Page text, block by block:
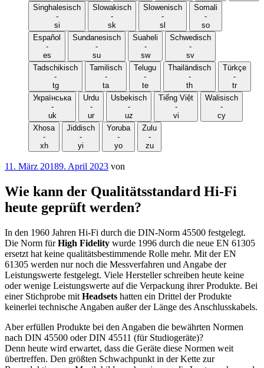
Singhalesisch
-
si
Slowakisch
-
sk
Slowenisch
-
sl
Somali
-
so
Español
-
es
Sundanesisch
-
su
Suaheli
-
sw
Schwedisch
-
sv
Tadschikisch
-
tg
Tamilisch
-
ta
Telugu
-
te
Thailändisch
-
th
Türkçe
-
tr
Українська
-
uk
Urdu
-
ur
Usbekisch
-
uz
Tiếng Việt
-
vi
Walisisch
-
cy
Xhosa
-
xh
Jiddisch
-
yi
Yoruba
-
yo
Zulu
-
zu
Veröffentlicht
11. März 20189. April 2023 von
Wie kann der Qualitätsstandard Hi-Fi
heute geprüft werden?
In den 1960 Jahren Hi-Fi durch die DIN-Norm 45500 festgelegt.
Die Norm fürHigh Fidelity wurde 1996 durch die neue EN 61305
ersetzt hat keine qualitätsbestimmende Rolle mehr. Mit der EN
61305 werden nur noch die Messverfahren und Angabe der
Leistungswerte festgelegt. Viele Hersteller schreiben heute keine
oder wenige Leistungswerte auf die Verpackung ihrer Produkte. Bei
einer Stichprobe mit Headsets hatten ein Drittel der Produkte
keinerlei technische Angaben außer der Länge des Anschlusskabels.
Aber erfüllen Produkte bei den Angaben die bewährten Normen
nach DIN 45500 oder DIN 45511 (für Studiogeräte)?
Denn heute wird erwartet, dass die Geräte diese Normen weit
übertreffen. Den größten Schwachpunkt in der Kette zur